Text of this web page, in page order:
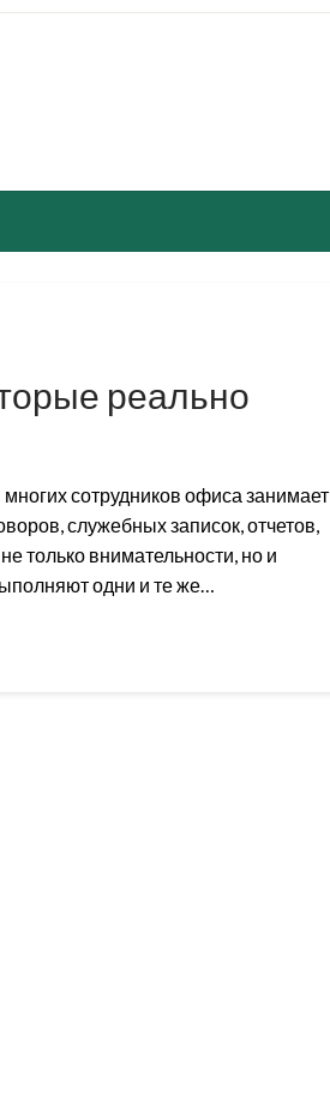
реально
сотрудников офиса занимает
служебных записок, отчетов,
только внимательности, но и
одни и те же…